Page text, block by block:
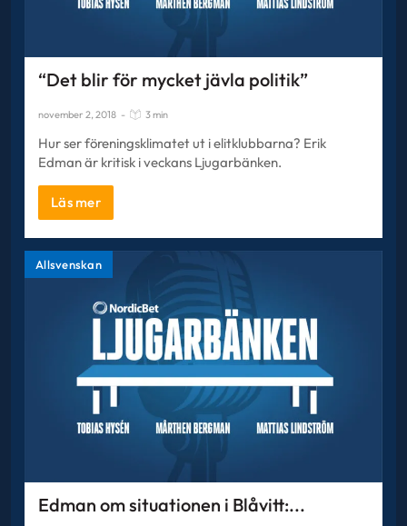
“Det blir för mycket jävla politik”
november 2, 2018 - 3 min
Hur ser föreningsklimatet ut i elitklubbarna? Erik
Edman är kritisk i veckans Ljugarbänken.
Läs mer
Allsvenskan
Edman om situationen i Blåvitt:...